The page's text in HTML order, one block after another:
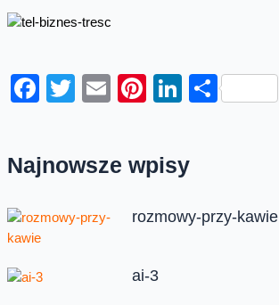
Facebook
Twitter
EmailPinterest
LinkedIn
Share
Najnowsze wpisy
rozmowy-przy-kawie
ai-3